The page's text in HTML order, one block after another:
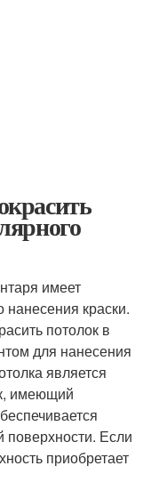
имеет
нанесения краски.
потолок в
для нанесения
является
имеющий
поверхности. Если
приобретает